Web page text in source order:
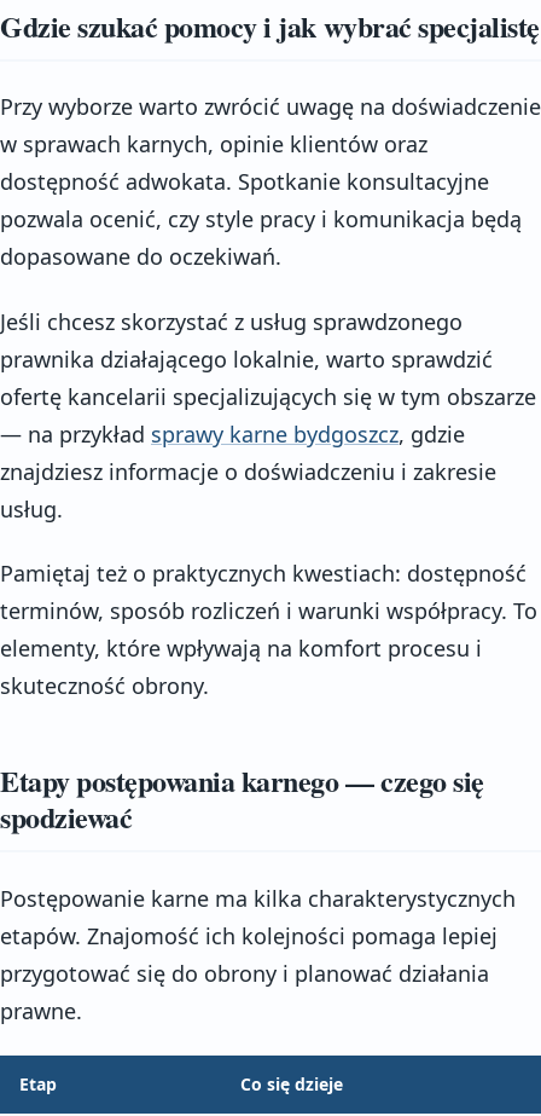
Gdzie szukać pomocy i jak wybrać specjalistę
Przy wyborze warto zwrócić uwagę na doświadczenie
w sprawach karnych, opinie klientów oraz
dostępność adwokata. Spotkanie konsultacyjne
pozwala ocenić, czy style pracy i komunikacja będą
dopasowane do oczekiwań.
Jeśli chcesz skorzystać z usług sprawdzonego
prawnika działającego lokalnie, warto sprawdzić
ofertę kancelarii specjalizujących się w tym obszarze
— na przykład sprawy karne bydgoszcz, gdzie
znajdziesz informacje o doświadczeniu i zakresie
usług.
Pamiętaj też o praktycznych kwestiach: dostępność
terminów, sposób rozliczeń i warunki współpracy. To
elementy, które wpływają na komfort procesu i
skuteczność obrony.
Etapy postępowania karnego — czego się
spodziewać
Postępowanie karne ma kilka charakterystycznych
etapów. Znajomość ich kolejności pomaga lepiej
przygotować się do obrony i planować działania
prawne.
Etap Co się dzieje